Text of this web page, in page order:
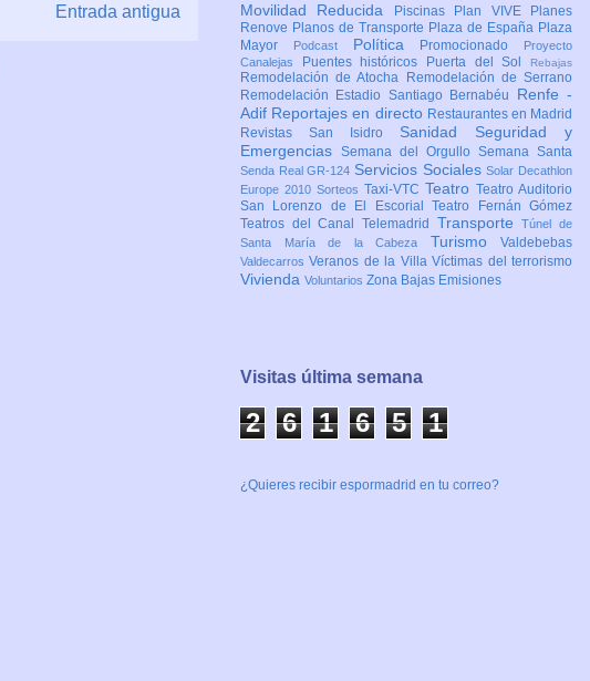
Entrada antigua
Movilidad Reducida
Piscinas Plan VIVE
Planes
Renove Planos de Transporte Plaza de España Plaza
Mayor
Podcast Política Promocionado
Proyecto
Canalejas
Puentes históricos Puerta del Sol Rebajas
Remodelación de Atocha
Remodelación de Serrano
Remodelación Estadio Santiago Bernabéu Renfe -
Adif Reportajes en directo Restaurantes en Madrid
Revistas San Isidro Sanidad Seguridad y
Emergencias Semana del Orgullo Semana Santa
Senda Real GR-124 Servicios SocialesSolar Decathlon
Europe 2010 Sorteos Taxi-VTC Teatro Teatro Auditorio
San Lorenzo de El EscorialTeatro Fernán Gómez
Teatros del Canal Telemadrid TransporteTúnel de
Santa María de la Cabeza Turismo Valdebebas
ValdecarrosVeranos de la VillaVíctimas del terrorismo
Vivienda Voluntarios Zona Bajas Emisiones
Visitas última semana
2 6 1 6 5 1
¿Quieres recibir espormadrid en tu correo?